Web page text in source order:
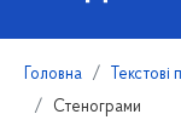
Головна Текстові
Стенограми